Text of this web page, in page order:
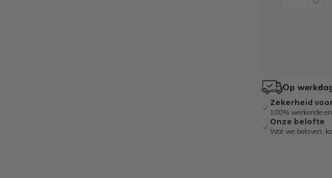
Op
Zekerheid
100% werkende
Onze belofte
Wat we beloven,